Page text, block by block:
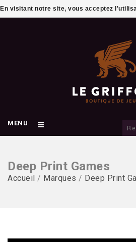
MENU
Deep Print Games
Accueil / Marques / Deep Print
En visitant notre site, vous acceptez